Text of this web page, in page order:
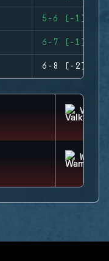
5-6 (-1)
6-7 (-1)
6-8 (-2)
WAMAI